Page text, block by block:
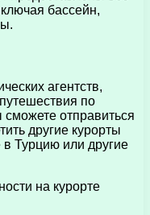
бассейн,
агентств,
по
отправиться
другие курорты
Турцию или другие
на курорте